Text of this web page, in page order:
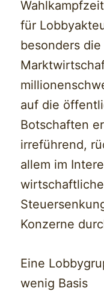
für
besonders
auf die
Botschaften
irreführend,
allem im
Konzerne
Eine
wenig Basis